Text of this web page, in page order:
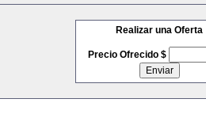
Realizar una Oferta
Precio Ofrecido $